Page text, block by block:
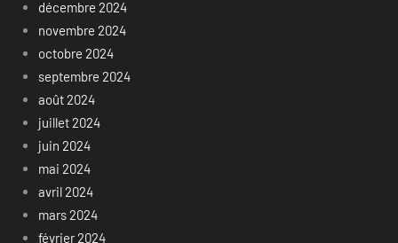
décembre 2024
novembre 2024
octobre 2024
septembre 2024
août 2024
juillet 2024
juin 2024
mai 2024
avril 2024
mars 2024
février 2024